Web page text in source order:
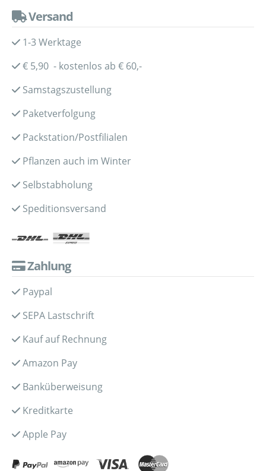
Versand
1-3 Werktage
€ 5,90 - kostenlos ab € 60,-
Samstagszustellung
Paketverfolgung
Packstation/Postfilialen
Pflanzen auch im Winter
Selbstabholung
Speditionsversand
Zahlung
Paypal
SEPA Lastschrift
Kauf auf Rechnung
Amazon Pay
Banküberweisung
Kreditkarte
Apple Pay